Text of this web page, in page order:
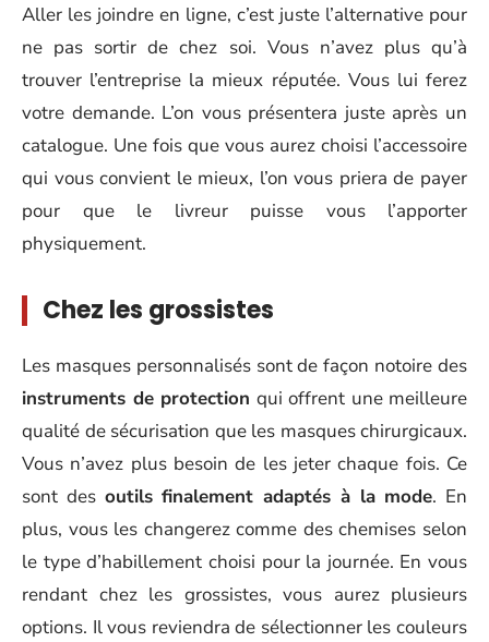
Aller les joindre en ligne, c’est juste l’alternative pour
ne pas sortir de chez soi. Vous n’avez plus qu’à
trouver l’entreprise la mieux réputée. Vous lui ferez
votre demande. L’on vous présentera juste après un
catalogue. Une fois que vous aurez choisi l’accessoire
qui vous convient le mieux, l’on vous priera de payer
pour que le livreur puisse vous l’apporter
physiquement.
Chez les grossistes
Les masques personnalisés sont de façon notoire des
instruments de protection qui offrent une meilleure
qualité de sécurisation que les masques chirurgicaux.
Vous n’avez plus besoin de les jeter chaque fois. Ce
sont des outils finalement adaptés à la mode. En
plus, vous les changerez comme des chemises selon
le type d’habillement choisi pour la journée. En vous
rendant chez les grossistes, vous aurez plusieurs
options. Il vous reviendra de sélectionner les couleurs